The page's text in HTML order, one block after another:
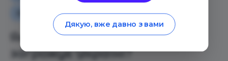
Оглядові статті
Сім'я
Яка епідемія насправді
загрожує Україні?
Дякую, вже давно з вами